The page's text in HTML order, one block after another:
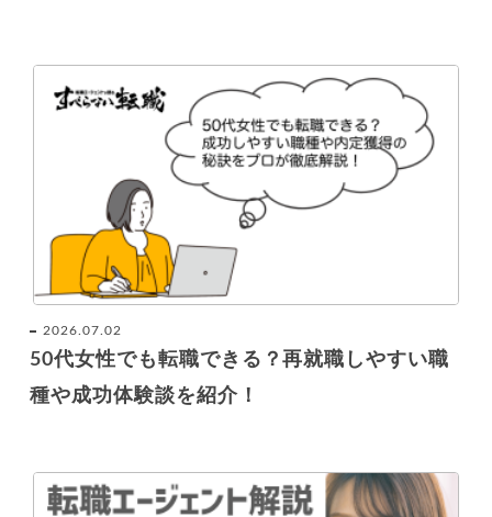
2026.07.02
50代女性でも転職できる？再就職しやすい職
種や成功体験談を紹介！